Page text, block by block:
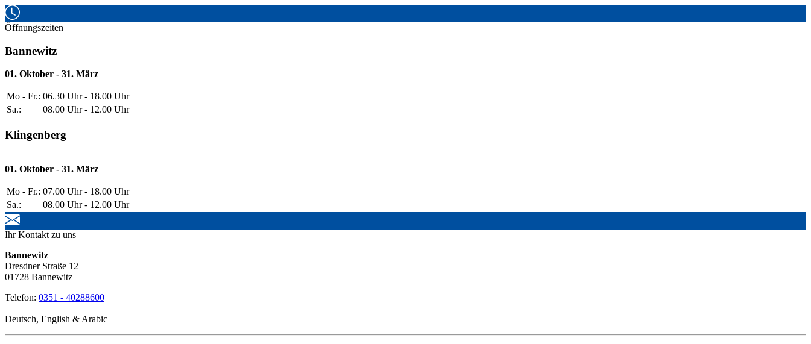
Öffnungszeiten
Bannewitz
01. Oktober - 31. März
Mo - Fr.: 06.30 Uhr - 18.00 Uhr
Sa.:
08.00 Uhr - 12.00 Uhr
Klingenberg
01. Oktober - 31. März
Mo - Fr.: 07.00 Uhr - 18.00 Uhr
Sa.:
08.00 Uhr - 12.00 Uhr
Ihr Kontakt zu uns
Bannewitz
Dresdner Straße 12
01728 Bannewitz
Telefon: 0351 - 40288600
Deutsch, English & Arabic